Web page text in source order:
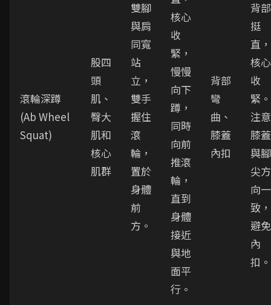
滾輪深蹲
(Ab Wheel
Squat)
股四
頭
肌、
臀大
肌和
核心
肌群
雙腳
與肩
同寬
站
立，
雙手
握住
滾
輪，
置於
身體
前
方。
核心
收
緊，
慢慢
向下
蹲，
同時
向前
推滾
輪，
直到
身體
接近
與地
面平
行。
背部
彎
曲、
膝蓋
內扣
背部
挺
直，
核心
收
緊。
注意
膝蓋
與腳
尖方
向一
致，
避免
內
扣。